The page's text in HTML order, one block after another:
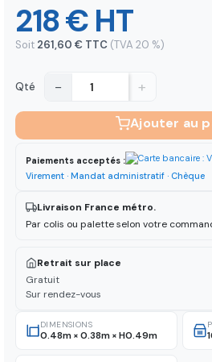
218 € HT
Soit 261,60 € TTC (TVA 20 %)
Qté − +
Ajouter au
Paiements acceptés :
Virement · Mandat administratif · Chèque
Livraison France métro.
Par colis ou palette selon votre
Retrait sur place
Gratuit
Sur rendez-vous
DIMENSIONS
0.48m × 0.38m × H0.49m